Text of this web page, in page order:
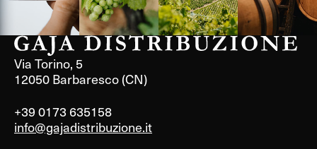
Via Torino, 5
12050 Barbaresco (CN)
+39 0173 635158
info@gajadistribuzione.it